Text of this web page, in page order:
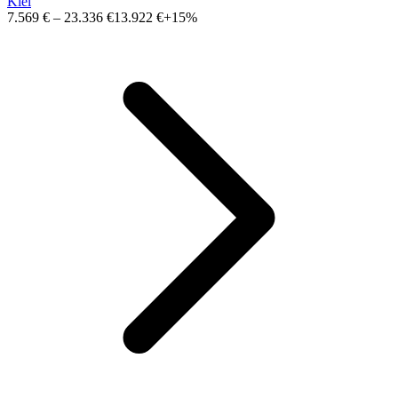
7.569 € – 23.336 €13.922 €+15%